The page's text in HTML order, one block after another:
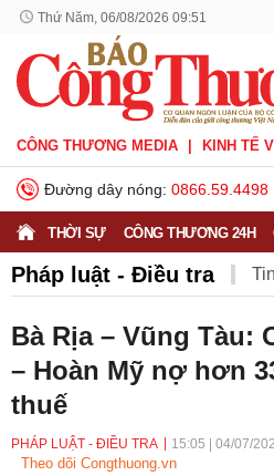
Thứ Năm, 06/08/2026 09:51
CÔNG THƯƠNG MEDIA KINH TẾ
Đường dây nóng: 0866.59.4498
THỜI SỰ CÔNG THƯƠNG 24H
Pháp luật - Điều tra
Bà Rịa – Vũng Tàu:
– Hoàn Mỹ nợ hơn
thuế
PHÁP LUẬT - ĐIỀU TRA 15:05 04/07/
Theo dõi Congthuong.vn